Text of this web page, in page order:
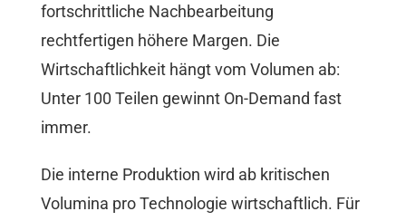
fortschrittliche Nachbearbeitung
rechtfertigen höhere Margen. Die
Wirtschaftlichkeit hängt vom Volumen ab:
Unter 100 Teilen gewinnt On-Demand fast
immer.
Die interne Produktion wird ab kritischen
Volumina pro Technologie wirtschaftlich. Für